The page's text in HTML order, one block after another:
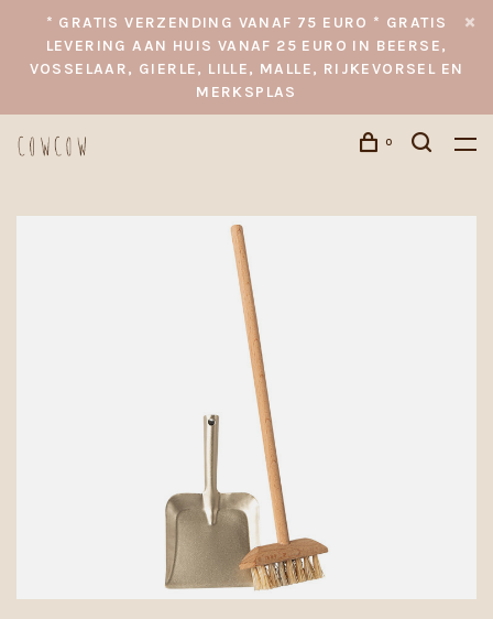
* GRATIS VERZENDING VANAF 75 EURO * GRATIS
LEVERING AAN HUIS VANAF 25 EURO IN BEERSE,
VOSSELAAR, GIERLE, LILLE, MALLE, RIJKEVORSEL EN
MERKSPLAS
0